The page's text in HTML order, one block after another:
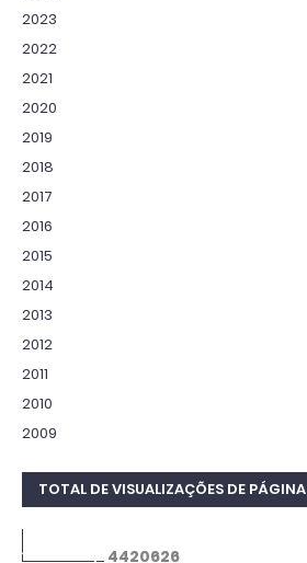
2023
2022
2021
2020
2019
2018
2017
2016
2015
2014
2013
2012
2011
2010
2009
TOTAL DE VISUALIZAÇÕES DE PÁGINA
4420626